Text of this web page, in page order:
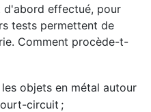
effectué, pour
tests permettent de
Comment procède-t-
objets en métal autour
circuit ;